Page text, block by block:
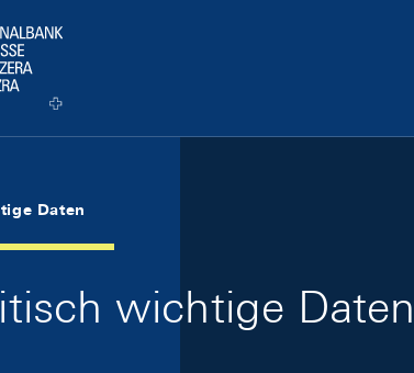
Daten
wichtige